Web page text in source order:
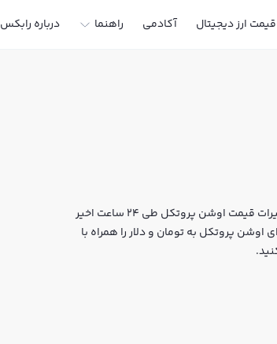
قیمت ارز دیجیتال آکادمی راهنما درباره رابکس
قیمت لحظه‌ای اوشن پروتکل هم اکنون معادل 0 تومان یا 0 تتر است. تغییرات قیمت اوشن پروتکل طی 24 ساعت اخیر
پروتکل به تومان و دلار را همراه با